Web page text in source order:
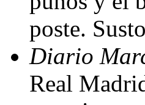
poste.
Diario
Real